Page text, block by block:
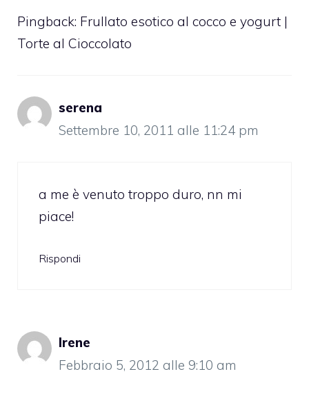
Pingback: Frullato esotico al cocco e yogurt |
Torte al Cioccolato
serena
Settembre 10, 2011 alle 11:24 pm
a me è venuto troppo duro, nn mi
piace!
Rispondi
Irene
Febbraio 5, 2012 alle 9:10 am